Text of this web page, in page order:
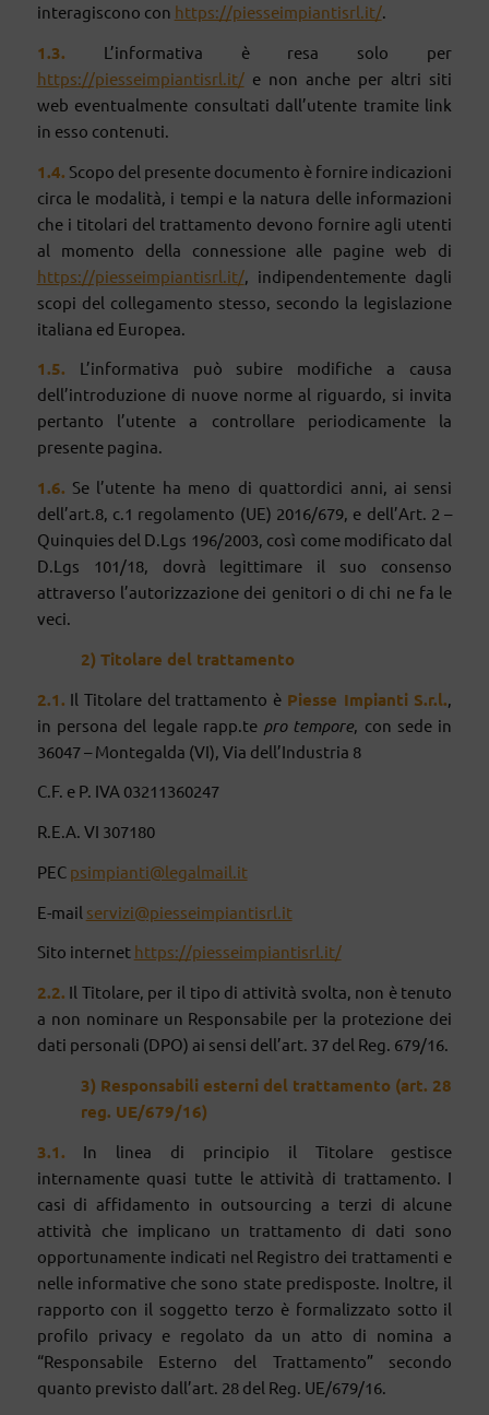
interagiscono con https://piesseimpiantisrl.it/.
1.3. L’informativa è resa solo per
https://piesseimpiantisrl.it/e non anche per altri siti
web eventualmente consultati dall’utente tramite link
in esso contenuti.
1.4. Scopo del presente documento è fornire indicazioni
circa le modalità, i tempi e la natura delle informazioni
che i titolari del trattamento devono fornire agli utenti
al momento della connessione alle pagine web di
https://piesseimpiantisrl.it/, indipendentemente dagli
scopi del collegamento stesso, secondo la legislazione
italiana ed Europea.
1.5. L’informativa può subire modifiche a causa
dell’introduzione di nuove norme al riguardo, si invita
pertanto l’utente a controllare periodicamente la
presente pagina.
1.6. Se l’utente ha meno di quattordici anni, ai sensi
dell’art.8, c.1 regolamento (UE) 2016/679, e dell’Art. 2 –
Quinquies del D.Lgs 196/2003, così come modificato dal
D.Lgs 101/18, dovrà legittimare il suo consenso
attraverso l’autorizzazione dei genitori o di chi ne fa le
veci.
2) Titolare del trattamento
2.1. Il Titolare del trattamento è Piesse Impianti S.r.l.
in persona del legale rapp.te pro tempore , con sede in
36047 – Montegalda (VI), Via dell’Industria 8
C.F. e P. IVA 03211360247
R.E.A. VI 307180
PEC psimpianti@legalmail.it
E-mail servizi@piesseimpiantisrl.it
Sito internet https://piesseimpiantisrl.it/
2.2. Il Titolare, per il tipo di attività svolta, non è tenuto
a non nominare un Responsabile per la protezione dei
dati personali (DPO) ai sensi dell’art. 37 del Reg. 679/16.
3) Responsabili esterni del trattamento (art. 28
reg. UE/679/16)
3.1. In linea di principio il Titolare gestisce
internamente quasi tutte le attività di trattamento. I
casi di affidamento in outsourcing a terzi di alcune
attività che implicano un trattamento di dati sono
opportunamente indicati nel Registro dei trattamenti e
nelle informative che sono state predisposte. Inoltre, il
rapporto con il soggetto terzo è formalizzato sotto il
profilo privacy e regolato da un atto di nomina a
“Responsabile Esterno del Trattamento” secondo
quanto previsto dall’art. 28 del Reg. UE/679/16.